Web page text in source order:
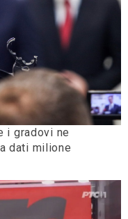
i gradovi ne
dati milione